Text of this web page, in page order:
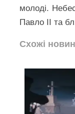
молоді.
Павло ІІ та
Схожі